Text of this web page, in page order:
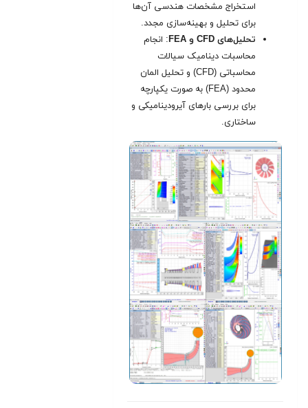
استخراج مشخصات هندسی آن‌ها
برای تحلیل و بهینه‌سازی مجدد.
تحلیل‌های CFD و FEA
: انجام
محاسبات دینامیک سیالات
محاسباتی (CFD) و تحلیل المان
محدود (FEA) به صورت یکپارچه
برای بررسی بارهای آیرودینامیکی و
ساختاری.